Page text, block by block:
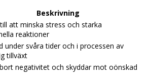
Beskrivning
att minska stress och starka
reaktioner
under svåra tider och i processen av
tillväxt
negativitet och skyddar mot oönskad